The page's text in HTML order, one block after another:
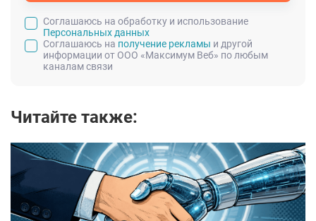
Cоглашаюсь на обработку и использование
Персональных данных
Соглашаюсь на получение рекламы и другой
информации от ООО «Максимум Веб» по любым
каналам связи
Читайте также: